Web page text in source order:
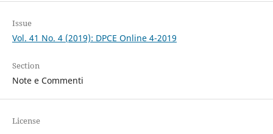
Issue
Vol. 41 No. 4 (2019): DPCE Online 4-2019
Section
Note e Commenti
License